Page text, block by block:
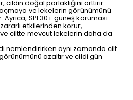
doğal parlaklığını arttırır.
ve lekelerin görünümünü
SPF30+ güneş koruması
etkilerinden korur,
ciltte mevcut lekelerin daha da
nemlendirirken aynı zamanda cilt
azaltır ve cildi gün